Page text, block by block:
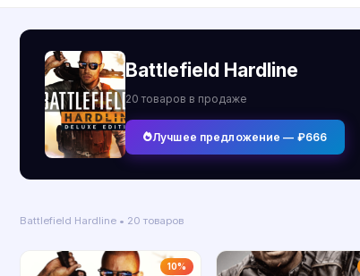
Battlefield Hardline
20 товаров в продаже
Лучшее предложение — ₽666
Battlefield Hardline • 20 товаров
10%